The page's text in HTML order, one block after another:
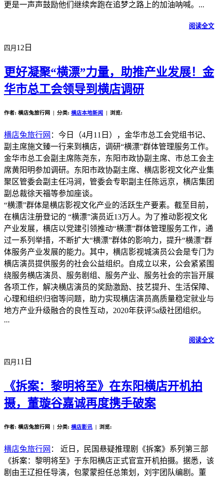
更是一声声鼓励他们继续奔跑在追梦之路上的加油呐喊。...
阅读全文
四月 12日
更好凝聚“横漂”力量，助推产业发展！金
华市总工会领导到横店调研
作者: 横店兔旅行网 | 分类: 横店本地新闻 | 浏览:
横店兔旅行网 ：今日（4月11日），金华市总工会党组书记、
副主席施文臻一行来到横店，调研“横漂”群体管理服务工作。
金华市总工会副主席陈尧东，东阳市政协副主席、市总工会主
席黄阳明参加调研。东阳市政协副主席、横店影视文化产业集
聚区管委会副主任冯涧，管委会专职副主任陈远京，横店集团
副总裁徐天福等参加座谈。
“横漂”群体是横店影视文化产业的活跃生产要素。截至目前，
在横店注册登记的 “横漂”演员近13万人。为了推动影视文化
产业发展，横店以党建引领推动“横漂”群体管理服务工作，通
过一系列举措，不断扩大“横漂”群体的影响力，提升“横漂”群
体服务产业发展的能力。其中，横店影视城演员公会是专门为
横店演员提供服务的社会公益组织。自成立以来，公会紧紧围
绕服务横店演员、服务剧组、服务产业、服务社会的宗旨开展
各项工作，解决横店演员的奖励激励、技艺提升、生活保障、
心理和组织归宿等问题，助力实现横店演员高质量稳定就业与
地方产业升级融合的良性互动，2020年获评5a级社团组织。
...
阅读全文
四月 11日
《拆案：黎明将至》在东阳横店开机拍
摄，董璇谷嘉诚再度携手破案
作者: 横店兔旅行网 | 分类: 横店影讯 | 浏览:
横店兔旅行网 ： 近日，民国悬疑推理剧《拆案》系列第三部
《拆案：黎明将至》于东阳横店正式官宣开机拍摄。据悉，该
剧由王辽担任导演，包蒙蒙担任总策划，刘宇团队编剧。董